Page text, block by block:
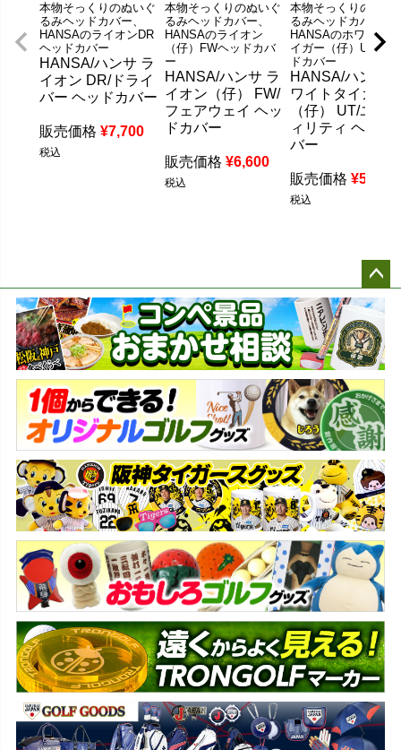
本物そっくりのぬいぐ
るみヘッドカバー、
HANSAのライオンDR
ヘッドカバー
HANSA/ハンサ ラ
イオン DR/ドライ
バー ヘッドカバー
販売価格 ¥7,700
税込
本物そっくりのぬいぐ
るみヘッドカバー、
HANSAのライオン
（仔）FWヘッドカバ
ー
HANSA/ハンサ ラ
イオン（仔） FW/
フェアウェイ ヘッ
ドカバー
販売価格 ¥6,600
税込
本物そっくりのぬい
るみヘッドカバー、
HANSAのホワイトタ
イガー（仔）UTヘッ
ドカバー
HANSA/ハンサ
ワイトタイガー
（仔） UT/ユー
ィリティ ヘッド
バー
販売価格 ¥5,500
税込
ペー
ジト
ップ
へ